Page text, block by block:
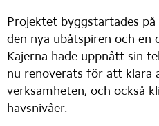
Projektet byggstartades
den nya ubåtspiren och en
Kajerna hade uppnått sin
nu renoverats för att klara
verksamheten, och också
havsnivåer.